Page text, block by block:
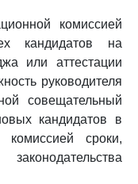
комиссией
кандидатов на
или аттестации
руководителя
совещательный
кандидатов в
комиссией сроки,